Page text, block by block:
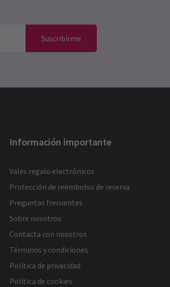
Suscribirme
Información importante
Vales regalo electrónicos
Protección de reembolso de reserva
Preguntas frecuentes
Sobre nosotros
Contacta con nosotros
Términos y condiciones
Política de privacidad
Política de cookies